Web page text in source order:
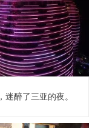
迷醉了三亚的夜。